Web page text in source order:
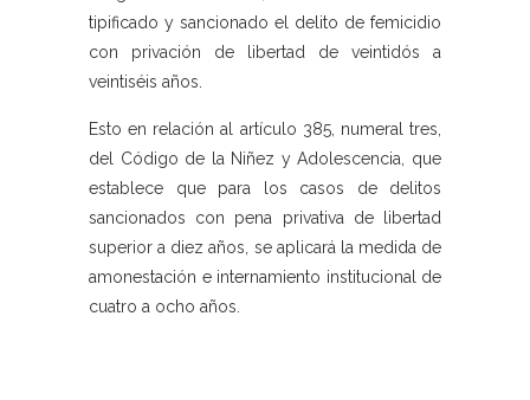
tipificado y sancionado el delito de femicidio
con privación de libertad de veintidós a
veintiséis años.
Esto en relación al artículo 385, numeral tres,
del Código de la Niñez y Adolescencia, que
establece que para los casos de delitos
sancionados con pena privativa de libertad
superior a diez años, se aplicará la medida de
amonestación e internamiento institucional de
cuatro a ocho años.